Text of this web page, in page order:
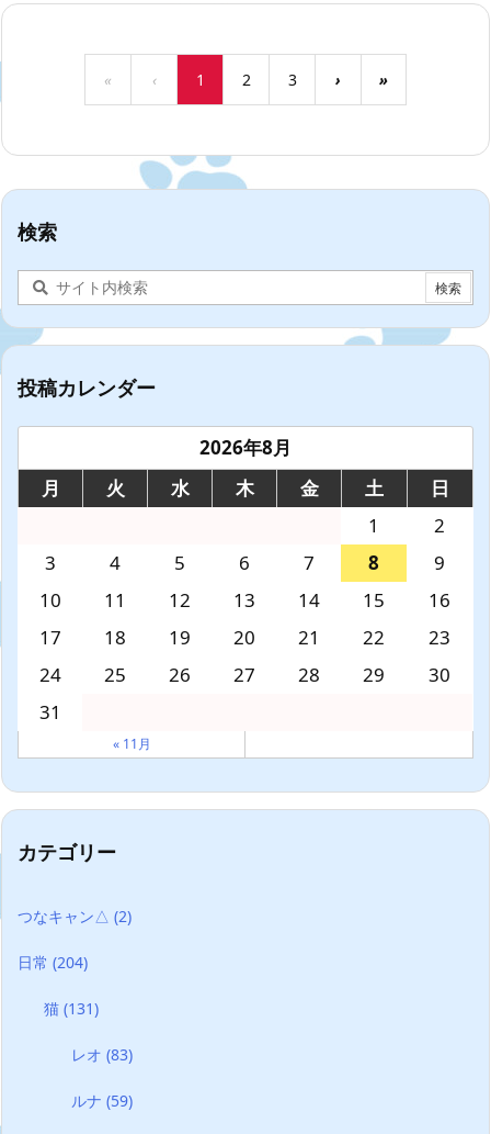
« ‹ 1 2 3 › »
検索
投稿カレンダー
2026年8月
月
火 水 木 金 土
日
1
2
3
4 5 6 7 8
9
10
11 12 13 14 15
16
17
18 19 20 21 22
23
24
25 26 27 28 29
30
31
« 11月
カテゴリー
つなキャン△ (2)
日常 (204)
猫(131)
レオ (83)
ルナ (59)